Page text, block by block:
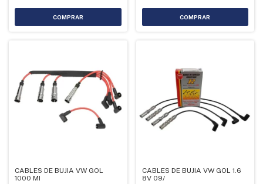
CABLES DE BUJIA VW GOL
1000 MI
CABLES DE BUJIA VW GOL 1.6
8V 09/